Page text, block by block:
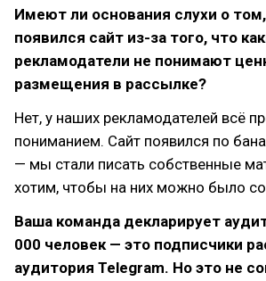
Имеют ли основания слухи о
появился сайт из-за того, что
рекламодатели не понимают
размещения в рассылке?
Нет, у наших рекламодателей всё
пониманием. Сайт появился по
— мы стали писать собственные
хотим, чтобы на них можно было
Ваша команда декларирует
000 человек — это подписчики
аудитория Telegram. Но это не